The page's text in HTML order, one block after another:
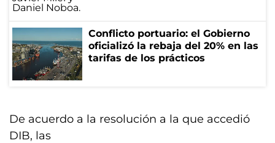
Conflicto portuario: el Gobierno
oficializó la rebaja del 20% en las
tarifas de los prácticos
De acuerdo a la resolución a la que accedió
DIB, las